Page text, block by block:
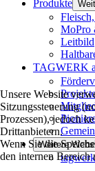
Produkte
MoPro
Leitbild
TAGWERK
Weitere
Unsere Website
Sitzungssteuerung
Prozessen), jedoch
Drittanbietern.
Wenn Sie die
den internen Bereich